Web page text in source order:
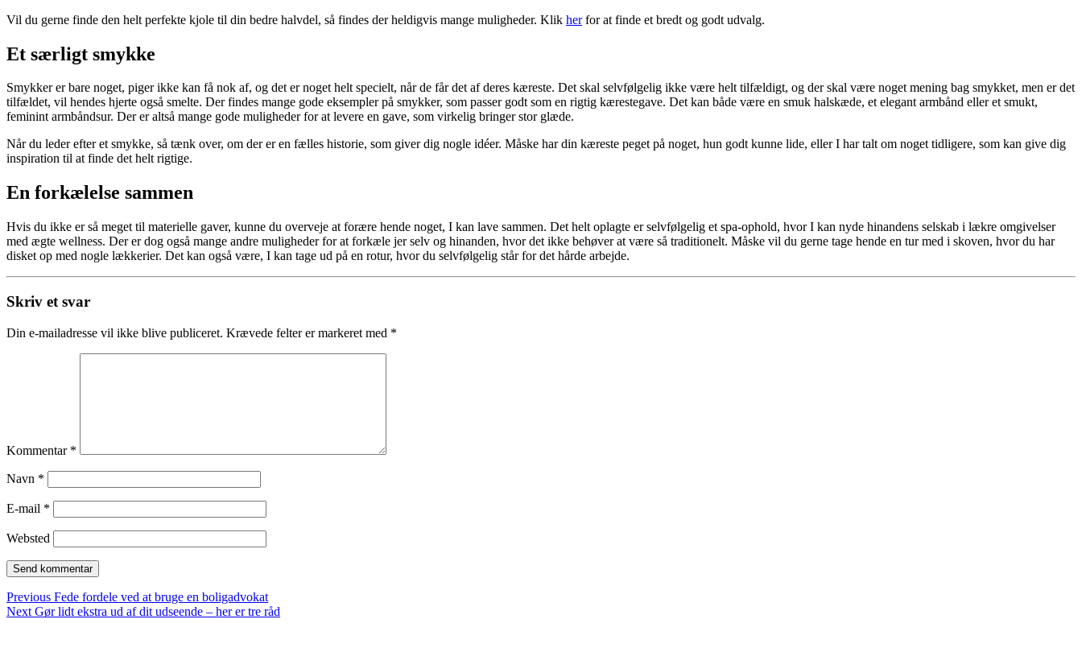
Vil du gerne finde den helt perfekte kjole til din bedre halvdel, så findes der heldigvis mange muligheder. Klik herfor at finde et bredt og godt udvalg.
Et særligt smykke
Smykker er bare noget, piger ikke kan få nok af, og det er noget helt specielt, når de får det af deres kæreste. Det skal selvfølgelig ikke være helt tilfældigt, og der skal være noget mening bag smykket, men er det
tilfældet, vil hendes hjerte også smelte. Der findes mange gode eksempler på smykker, som passer godt som en rigtig kærestegave. Det kan både være en smuk halskæde, et elegant armbånd eller et smukt,
feminint armbåndsur. Der er altså mange gode muligheder for at levere en gave, som virkelig bringer stor glæde.
Når du leder efter et smykke, så tænk over, om der er en fælles historie, som giver dig nogle idéer. Måske har din kæreste peget på noget, hun godt kunne lide, eller I har talt om noget tidligere, som kan give dig
inspiration til at finde det helt rigtige.
En forkælelse sammen
Hvis du ikke er så meget til materielle gaver, kunne du overveje at forære hende noget, I kan lave sammen. Det helt oplagte er selvfølgelig et spa-ophold, hvor I kan nyde hinandens selskab i lækre omgivelser
med ægte wellness. Der er dog også mange andre muligheder for at forkæle jer selv og hinanden, hvor det ikke behøver at være så traditionelt. Måske vil du gerne tage hende en tur med i skoven, hvor du har
disket op med nogle lækkerier. Det kan også være, I kan tage ud på en rotur, hvor du selvfølgelig står for det hårde arbejde.
Skriv et svar
Din e-mailadresse vil ikke blive publiceret. Krævede felter er markeret med *
Kommentar *
Navn *
E-mail *
Websted
Indlægsnavigation
Previous Previous
post:
Fede fordele ved at bruge en boligadvokat
Next Next
Gør lidt ekstra ud af dit udseende – her er tre råd